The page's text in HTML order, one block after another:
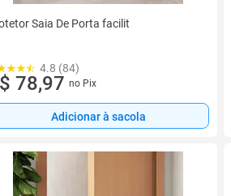
Saia De Porta facilit
4.8 (84)
78,97 no Pix
Adicionar à sacola